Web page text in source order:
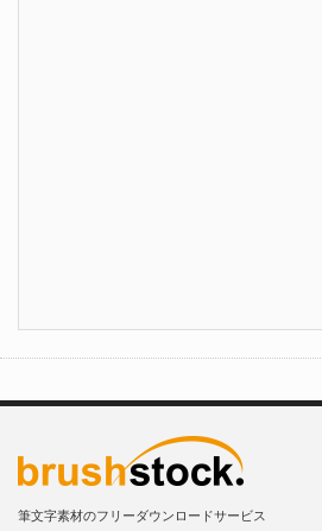
筆文字素材のフリーダウンロードサービス